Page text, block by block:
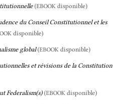
(EBOOK disponible)
du Conseil Constitutionnel et les
disponible)
global (EBOOK disponible)
et révisions de la Constitution
Federalism(s) (EBOOK disponible)